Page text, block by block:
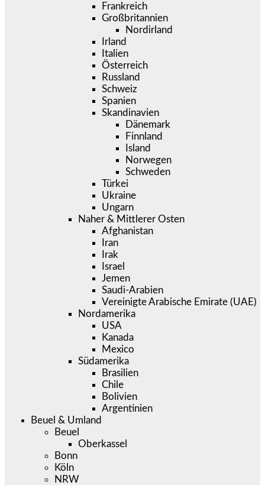
Frankreich
Großbritannien
Nordirland
Irland
Italien
Österreich
Russland
Schweiz
Spanien
Skandinavien
Dänemark
Finnland
Island
Norwegen
Schweden
Türkei
Ukraine
Ungarn
Naher & Mittlerer Osten
Afghanistan
Iran
Irak
Israel
Jemen
Saudi-Arabien
Vereinigte Arabische Emirate (UAE)
Nordamerika
USA
Kanada
Mexico
Südamerika
Brasilien
Chile
Bolivien
Argentinien
Beuel & Umland
Beuel
Oberkassel
Bonn
Köln
NRW